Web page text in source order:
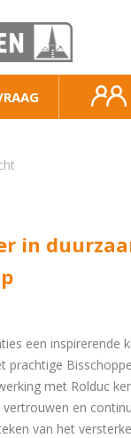
in
een inspirerende
prachtige
met Rolduc
en
van het